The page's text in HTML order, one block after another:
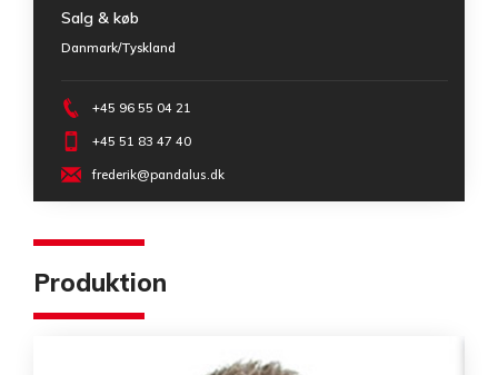
Salg & køb
Danmark/Tyskland
+45 96 55 04 21
+45 51 83 47 40
frederik@pandalus.dk
Produktion